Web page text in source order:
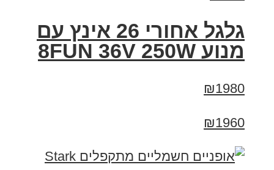
גלגל אחורי 26 אינץ עם
מנוע 8FUN 36V 250W
₪1980
₪1960